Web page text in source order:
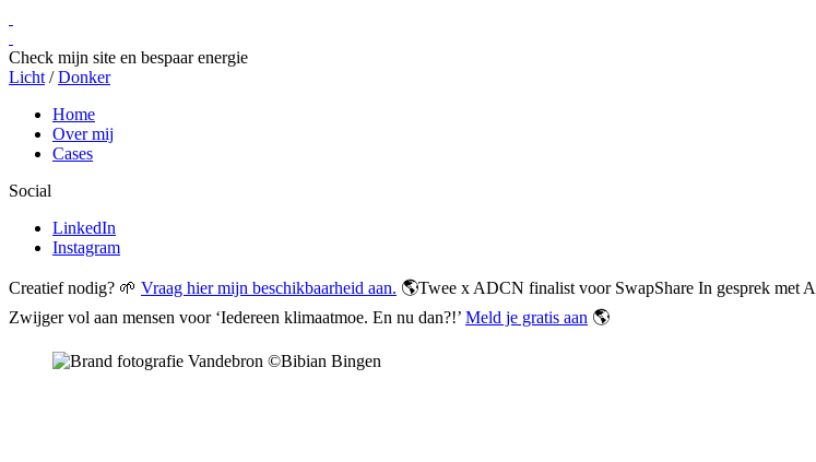
Check mijn site en bespaar energie
Licht /Donker
Home
Over mij
Cases
Social
LinkedIn
Instagram
Creatief nodig? 🌱 Vraag hier mijn beschikbaarheid aan. 🌎Twee x ADCN finalist voor SwapShare In gesprek met
Zwijger vol aan mensen voor ‘Iedereen klimaatmoe. En nu dan?!’ Meld je gratis aan 🌎